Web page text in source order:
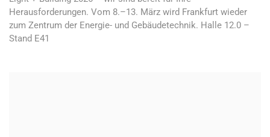
Herausforderungen. Vom 8.–13. März wird Frankfurt wieder
zum Zentrum der Energie- und Gebäudetechnik. Halle 12.0 –
Stand E41